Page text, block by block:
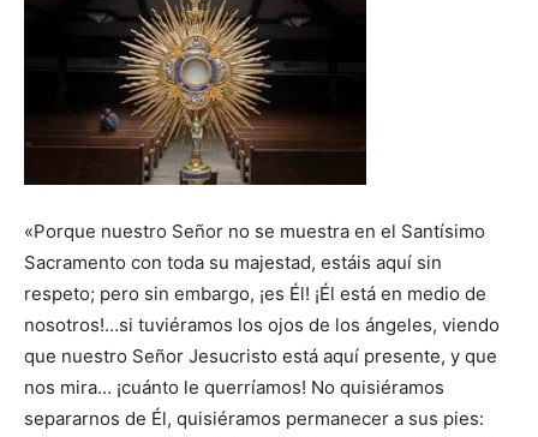
«Porque nuestro Señor no se muestra en el Santísimo
Sacramento con toda su majestad, estáis aquí sin
respeto; pero sin embargo, ¡es Él! ¡Él está en medio de
nosotros!…si tuviéramos los ojos de los ángeles, viendo
que nuestro Señor Jesucristo está aquí presente, y que
nos mira… ¡cuánto le querríamos! No quisiéramos
separarnos de Él, quisiéramos permanecer a sus pies: